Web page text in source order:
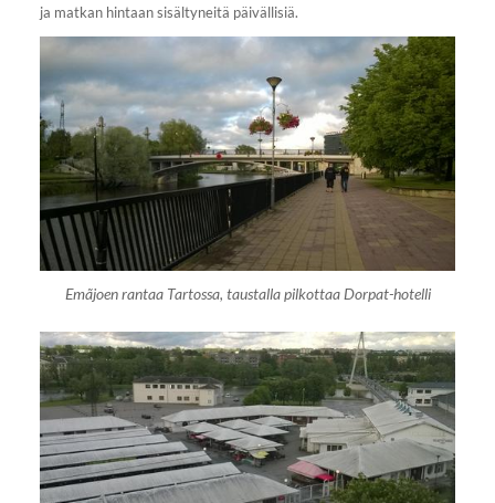
ja matkan hintaan sisältyneitä päivällisiä.
Emãjoen rantaa Tartossa, taustalla pilkottaa Dorpat-hotelli